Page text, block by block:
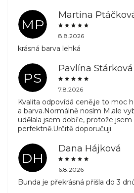
MP
Martina
8.8.2026
krásná barva lehká
PS
Pavlína Stárková
7.8.2026
Kvalita odpovídá ceně,je to moc
a barva.Normálně nosím M,ale
udělala jsem dobře, protože jsem
perfektně.Určitě doporučuji
DH
Dana Hájková
6.8.2026
Bunda je překrásná přišla do 3